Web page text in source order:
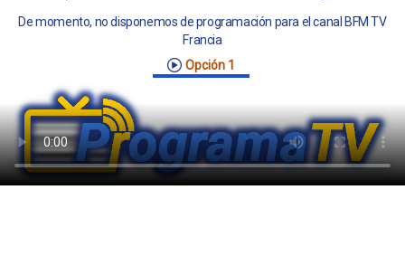
De momento, no disponemos de programación para el canal BFM TV
Francia
Opción 1